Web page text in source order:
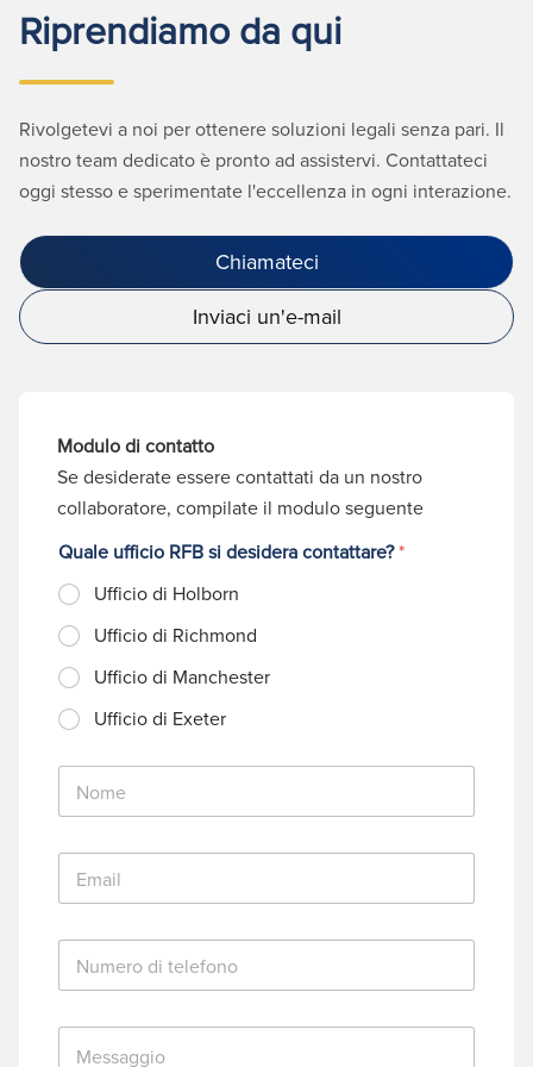
Riprendiamo da qui
Rivolgetevi a noi per ottenere soluzioni legali senza pari. Il
nostro team dedicato è pronto ad assistervi. Contattateci
oggi stesso e sperimentate l'eccellenza in ogni interazione.
Chiamateci
Inviaci un'e-mail
Modulo di contatto
Se desiderate essere contattati da un nostro
collaboratore, compilate il modulo seguente
Quale ufficio RFB si desidera contattare?*
Ufficio di Holborn
Ufficio di Richmond
Ufficio di Manchester
Ufficio di Exeter
N
m
E
a
N
m
M